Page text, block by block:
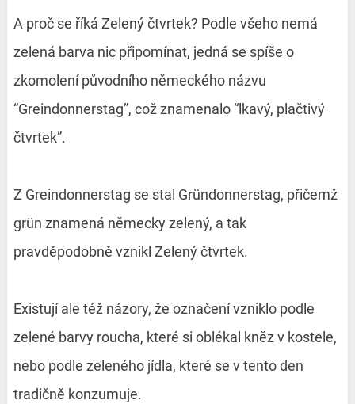
A proč se říká Zelený čtvrtek? Podle všeho nemá
zelená barva nic připomínat, jedná se spíše o
zkomolení původního německého názvu
“Greindonnerstag”, což znamenalo “lkavý, plačtivý
čtvrtek”.
Z Greindonnerstag se stal Gründonnerstag, přičemž
grün znamená německy zelený, a tak
pravděpodobně vznikl Zelený čtvrtek.
Existují ale též názory, že označení vzniklo podle
zelené barvy roucha, které si oblékal kněz v kostele,
nebo podle zeleného jídla, které se v tento den
tradičně konzumuje.